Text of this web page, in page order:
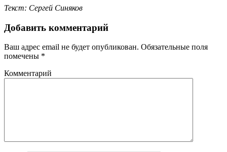
Текст: Сергей Синяков
Добавить комментарий
Ваш адрес email не будет опубликован. Обязательные поля
помечены *
Комментарий